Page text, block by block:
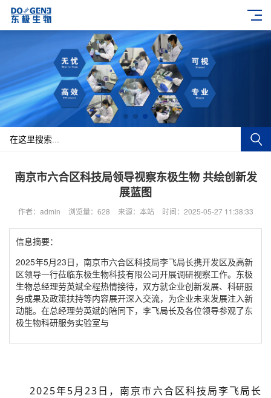
南京市六合区科技局领导视察东极生物 共绘创新发
展蓝图
作者：admin 浏览量：628 来源：本站 时间：2025-05-27 11:38:33
信息摘要：
2025年5月23日，南京市六合区科技局李飞局长携开发区及高新
区领导一行莅临东极生物科技有限公司开展调研视察工作。东极
生物总经理劳英斌全程热情接待，双方就企业创新发展、科研服
务成果及政策扶持等内容展开深入交流，为企业未来发展注入新
动能。在总经理劳英斌的陪同下，李飞局长及各位领导参观了东
极生物科研服务实验室与
2025年5月23日，南京市六合区科技局李飞局长